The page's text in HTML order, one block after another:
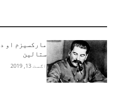
مارکسیزم او
ستالین
اګست 13, 2019